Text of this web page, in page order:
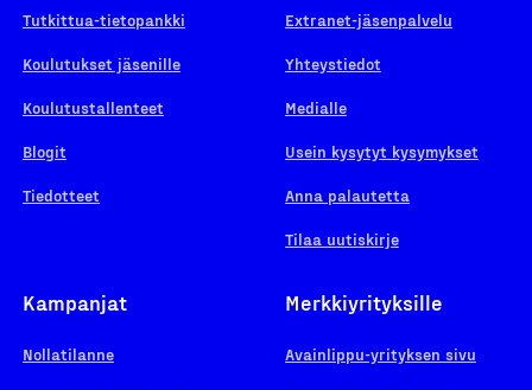
Tutkittua-tietopankki
Koulutukset jäsenille
Koulutustallenteet
Blogit
Tiedotteet
Extranet-jäsenpalvelu
Yhteystiedot
Medialle
Usein kysytyt kysymykset
Anna palautetta
Tilaa uutiskirje
Kampanjat
Nollatilanne
Merkkiyrityksille
Avainlippu-yrityksen sivu